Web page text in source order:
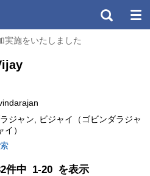
実施をいたしました
ジャン, ビジャイ（ゴビンダラジャ
イ）
件中 1-20 を表示